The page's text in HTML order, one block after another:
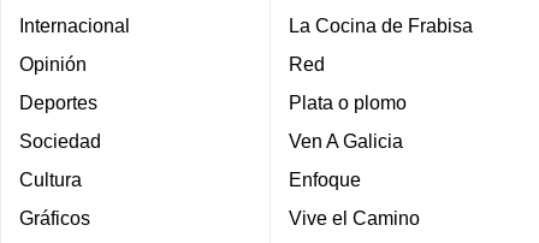
Internacional
Opinión
Deportes
Sociedad
Cultura
Gráficos
La Cocina de Frabisa
Red
Plata o plomo
Ven A Galicia
Enfoque
Vive el Camino